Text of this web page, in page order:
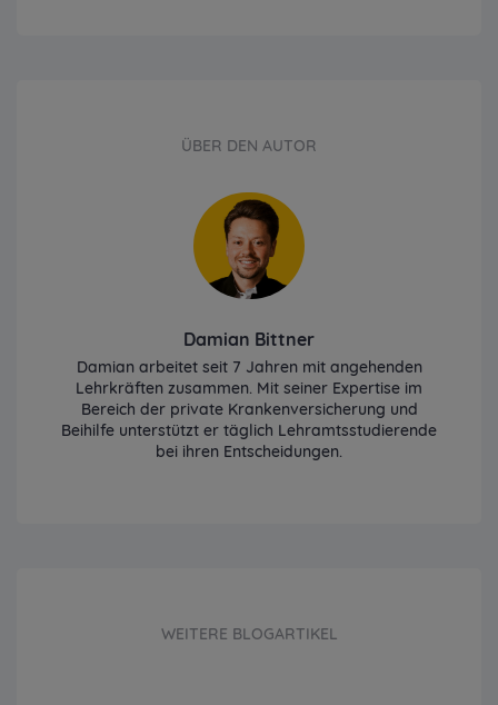
ÜBER DEN AUTOR
Damian Bittner
Damian arbeitet seit 7 Jahren mit angehenden
Lehrkräften zusammen. Mit seiner Expertise im
Bereich der private Krankenversicherung und
Beihilfe unterstützt er täglich Lehramtsstudierende
bei ihren Entscheidungen.
WEITERE BLOGARTIKEL